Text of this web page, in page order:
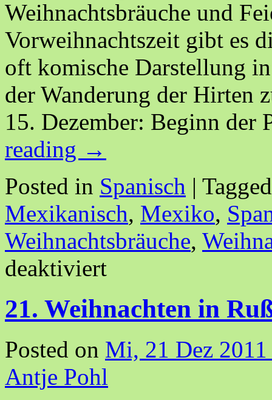
Weihnachtsbräuche und
Vorweihnachtszeit gibt es
oft komische Darstellung
der Wanderung der
15. Dezember: Beginn
reading →
Posted in Spanisch | Tagged
Mexikanisch, Mexiko,
Weihnachtsbräuche,
deaktiviert
21. Weihnachten in
Posted on Mi, 21 Dez
Antje Pohl